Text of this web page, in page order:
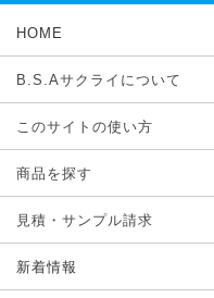
HOME
B.S.Aサクライについて
このサイトの使い方
商品を探す
見積・サンプル請求
新着情報